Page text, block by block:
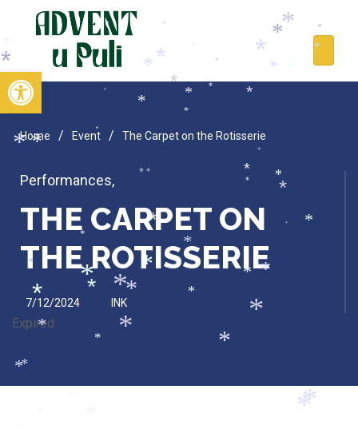
Open toolbar
Home / Event / The Carpet on the Rotisserie
Performances,
THE CARPET ON
THE ROTISSERIE
7/12/2024 INK
Expired
*
*
*
*
*
*
* *
*
*
*
*
*
*
*
*
*
*
*
*
*
*
*
*
*
*
*
* *
*
*
*
*
*
*
*
*
*
*
*
*
*
*
*
* *
*
*
*
*
*
*
*
*
*
*